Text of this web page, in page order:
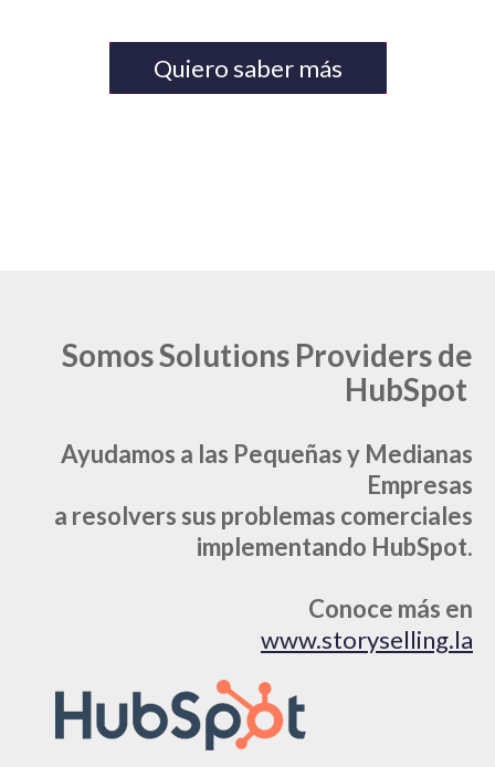
Quiero saber más
Somos Solutions Providers de
HubSpot
Ayudamos a las Pequeñas y Medianas
Empresas
a resolvers sus problemas comerciales
implementando HubSpot.
Conoce más en
www.storyselling.la